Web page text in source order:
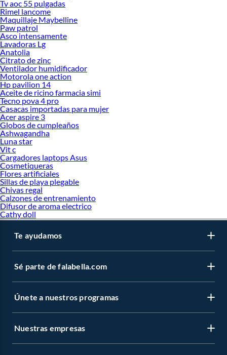
Tv aoc 55 pulgadas
Rimel lancome
Maquillaje Maybelline
Paw patrol
Asco intensamente
Lavadoras Lg
Anatolia
Citrato de zinc
Ventilador humidificador
Motorola one action
Hp pavilion 14
Aceite de ricino farmacia simi
Tecno pova 4 pro
Casacas importadas para mujer
Acer aspire 3
Globos de cumpleaños
Ashwagandha
Luna star
Vit c
Cargadores laptops Asus
Cosmetiqueras
Flores artificiales
Sillas de playa plegable
Chivas regal
Calzones de entrenamiento
Difusor de aroma electrico
Cathy doll
Te ayudamos
Sé parte de falabella.com
Únete a nuestros programas
Nuestras empresas